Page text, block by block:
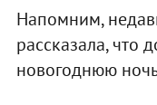
Напомним,
рассказала, что
новогоднюю